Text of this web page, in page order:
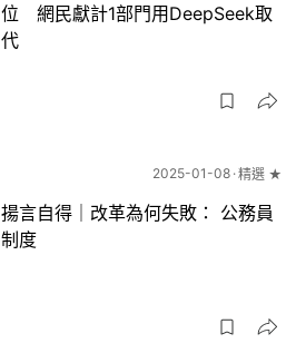
位 網民獻計1部門用DeepSeek取
代
2025-01-08 精選 ★
揚言自得｜改革為何失敗： 公務員
制度